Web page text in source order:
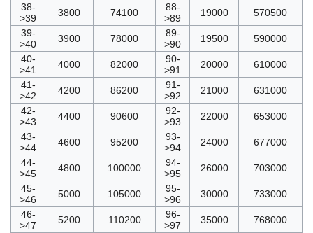
38-
>39
3800 74100
88-
>89
19000
570500
39-
>40
3900 78000
89-
>90
19500
590000
40-
>41
4000 82000
90-
>91
20000
610000
41-
>42
4200 86200
91-
>92
21000
631000
42-
>43
4400 90600
92-
>93
22000
653000
43-
>44
4600 95200
93-
>94
24000
677000
44-
>45
4800 100000
94-
>95
26000
703000
45-
>46
5000 105000
95-
>96
30000
733000
46-
>47
5200 110200
96-
>97
35000
768000